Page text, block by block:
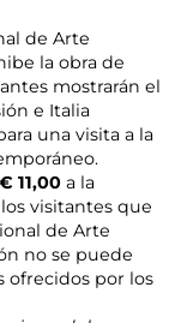
de Arte
la obra de
mostrarán el
e Italia
una visita a la
11,00 a la
visitantes que
de Arte
no se puede
ofrecidos por los